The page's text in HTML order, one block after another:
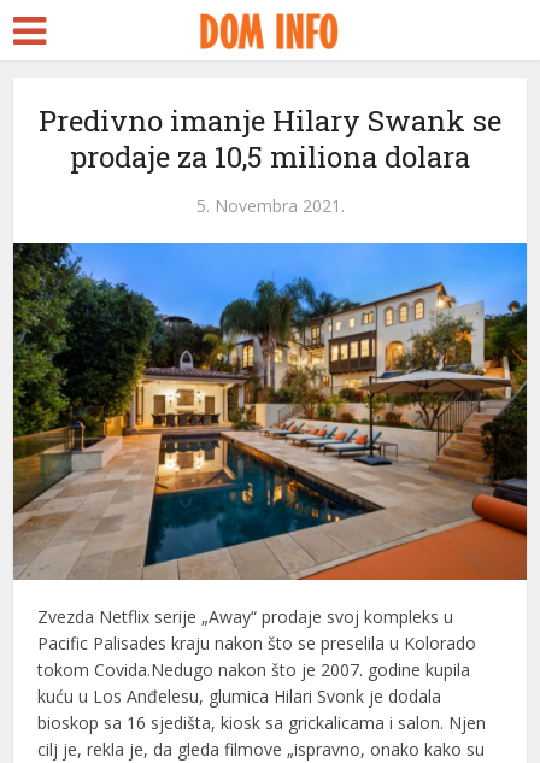
Predivno imanje Hilary Swank se
prodaje za 10,5 miliona dolara
5. Novembra 2021.
Zvezda Netflix serije „Away“ prodaje svoj kompleks u
Pacific Palisades kraju nakon što se preselila u Kolorado
tokom Covida.Nedugo nakon što je 2007. godine kupila
kuću u Los Anđelesu, glumica Hilari Svonk je dodala
bioskop sa 16 sjedišta, kiosk sa grickalicama i salon. Njen
cilj je, rekla je, da gleda filmove „ispravno, onako kako su